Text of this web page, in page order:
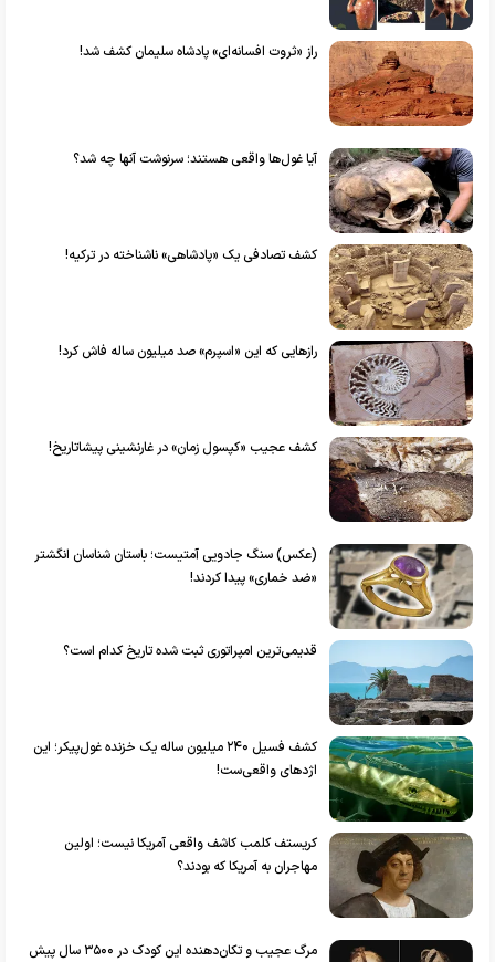
راز «ثروت افسانه‌ای» پادشاه سلیمان کشف شد!
آیا غول‌ها واقعی هستند؛ سرنوشت آنها چه شد؟
کشف تصادفی یک «پادشاهی» ناشناخته در ترکیه!
رازهایی که این «اسپرم» صد میلیون ساله فاش کرد!
کشف عجیب «کپسول زمان» در غارنشینی پیشاتاریخ!
(عکس) سنگ جادویی آمتیست؛ باستان شناسان انگشتر
«ضد خماری» پیدا کردند!
قدیمی‌ترین امپراتوری ثبت شده تاریخ کدام است؟
کشف فسیل ۲۴۰ میلیون ساله یک خزنده غول‌پیکر؛ این
اژدهای واقعی‌ست!
کریستف کلمب کاشف واقعی آمریکا نیست؛ اولین
مهاجران به آمریکا که بودند؟
مرگ عجیب و تکان‌دهنده این کودک در ۳۵۰۰ سال پیش